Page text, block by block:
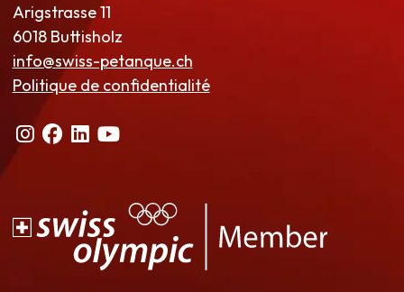
Arigstrasse 11
6018 Buttisholz
info@swiss-petanque.ch
Politique de confidentialité